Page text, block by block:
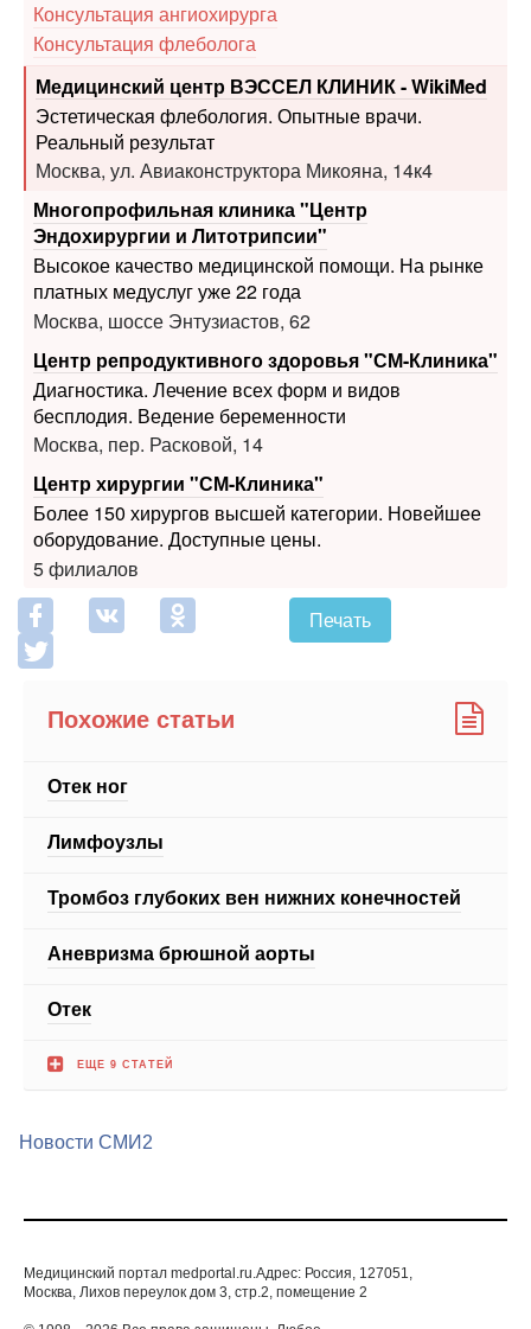
Медицинский центр ВЭССЕЛ КЛИНИК - WikiMed
Эстетическая флебология. Опытные врачи.
Москва, ул. Авиаконструктора Микояна, 14к4
Многопрофильная клиника "Центр
Эндохирургии и Литотрипсии"
платных медуслуг уже 22 года
Москва, шоссе Энтузиастов, 62
Центр репродуктивного здоровья "СМ-Клиника"
Диагностика. Лечение всех форм и видов
Москва, пер. Расковой, 14
Центр хирургии "СМ-Клиника"
Более 150 хирургов высшей категории. Новейшее
5 филиалов
Печать
Похожие статьи
Отек ног
Новости СМИ2
Москва, Лихов переулок дом 3, стр.2, помещение 2
использование материалов допускается только с
письменногосогласия редакции.